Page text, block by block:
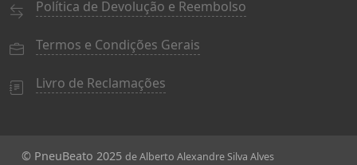
Política de Devolução e Reembolso
Termos e Condições Gerais
Livro de Reclamações
© PneuBeato 2025 de Alberto Alexandre Silva Alves